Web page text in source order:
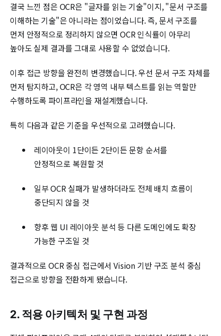
결국 느낀 점은 OCR은 "글자를 읽는 기술"이지, "문서 구조를
이해하는 기술"은 아니라는 점이었습니다. 즉, 문서 구조를
먼저 안정적으로 정리하지 않으면 OCR 인식률이 아무리
높아도 실제 결과를 그대로 사용할 수 없었습니다.
이후 접근 방향을 완전히 변경했습니다. 우선 문서 구조 자체를
먼저 탐지하고, OCR은 각 영역 내부 텍스트를 읽는 역할만
수행하도록 파이프라인을 재설계했습니다.
특히 다음과 같은 기준을 우선적으로 고려했습니다.
레이아웃이 1단이든 2단이든 문항 순서를
안정적으로 복원할 것
일부 OCR 실패가 발생하더라도 전체 배치 흐름이
중단되지 않을 것
향후 웹 UI 레이아웃 분석 등 다른 도메인에도 확장
가능한 구조일 것
결과적으로 OCR 중심 접근에서 Vision 기반 구조 분석 중심
접근으로 방향을 전환하게 됐습니다.
2. 적용 아키텍처 및 구현 과정